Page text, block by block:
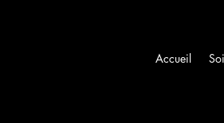
Accueil